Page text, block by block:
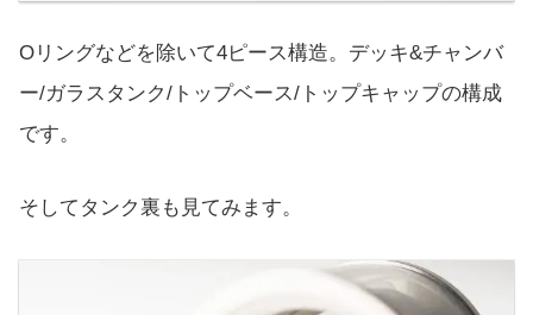
Oリングなどを除いて4ピース構造。デッキ&チャンバ
ー/ガラスタンク/トップベース/トップキャップの構成
です。
そしてタンク裏も見てみます。